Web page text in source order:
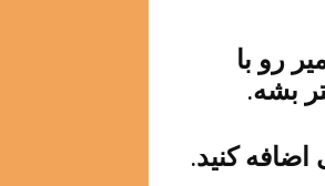
رو با
بشه.
کنید.